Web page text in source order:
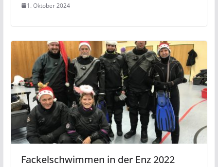
1. Oktober 2024
Fackelschwimmen in der Enz 2022